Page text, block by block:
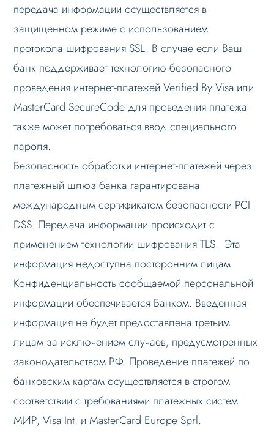
передача информации осуществляется в
защищенном режиме с использованием
протокола шифрования SSL. В случае если Ваш
банк поддерживает технологию безопасного
проведения интернет-платежей Verified By Visa или
MasterCard SecureCode для проведения платежа
также может потребоваться ввод специального
пароля.
Безопасность обработки интернет-платежей через
платежный шлюз банка гарантирована
международным сертификатом безопасности PCI
DSS. Передача информации происходит с
применением технологии шифрования TLS. Эта
информация недоступна посторонним лицам.
Конфиденциальность сообщаемой персональной
информации обеспечивается Банком. Введенная
информация не будет предоставлена третьим
лицам за исключением случаев, предусмотренных
законодательством РФ. Проведение платежей по
банковским картам осуществляется в строгом
соответствии с требованиями платежных систем
МИР, Visa Int. и MasterCard Europe Sprl.